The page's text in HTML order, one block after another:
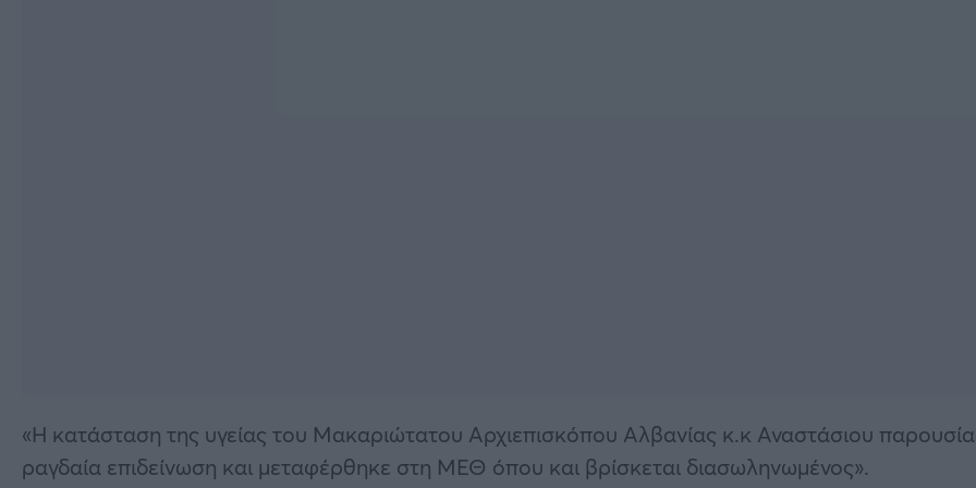
«Η κατάσταση της υγείας του Μακαριώτατου Αρχιεπισκόπου Αλβανίας κ.κ Αναστάσιου
ραγδαία επιδείνωση και μεταφέρθηκε στη ΜΕΘ όπου και βρίσκεται διασωληνωμένος».